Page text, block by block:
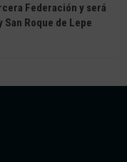
Federación y será
Roque de Lepe